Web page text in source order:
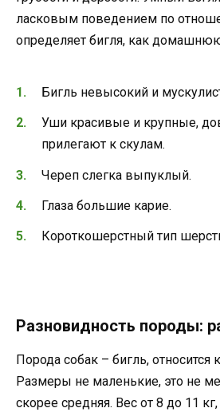
ласковым поведением по
определяет бигля, как
Бигль невысокий и
Уши красивые и крупные,
прилегают к скулам.
Череп слегка выпуклый.
Глаза большие карие.
Короткошерстный тип
Разновидность породы:
Порода собак – бигль, относится
Размеры не маленькие, это не
скорее средняя. Вес от 8 до 11